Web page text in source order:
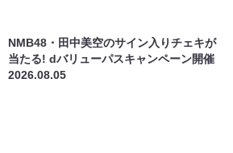
NMB48・田中美空のサイン入りチェキが
当たる! dバリューパスキャンペーン開催
2026.08.05